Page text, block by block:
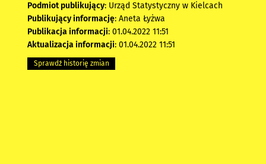
Podmiot publikujący: Urząd Statystyczny w Kielcach
Publikujący informację: Aneta Łyżwa
Publikacja informacji: 01.04.2022 11:51
Aktualizacja informacji: 01.04.2022 11:51
Sprawdź historię zmian